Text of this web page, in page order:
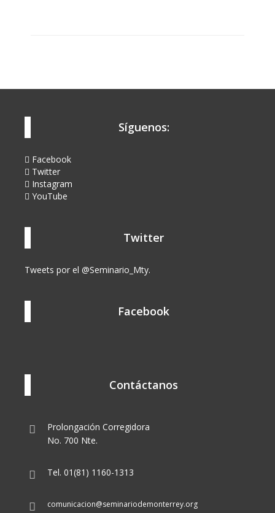
Síguenos:
Facebook
Twitter
Instagram
YouTube
Twitter
Tweets por el @Seminario_Mty.
Facebook
Contáctanos
Prolongación Corregidora
No. 700 Nte.
Tel. 01(81) 1160-1313
comunicacion@seminariodemonterrey.org